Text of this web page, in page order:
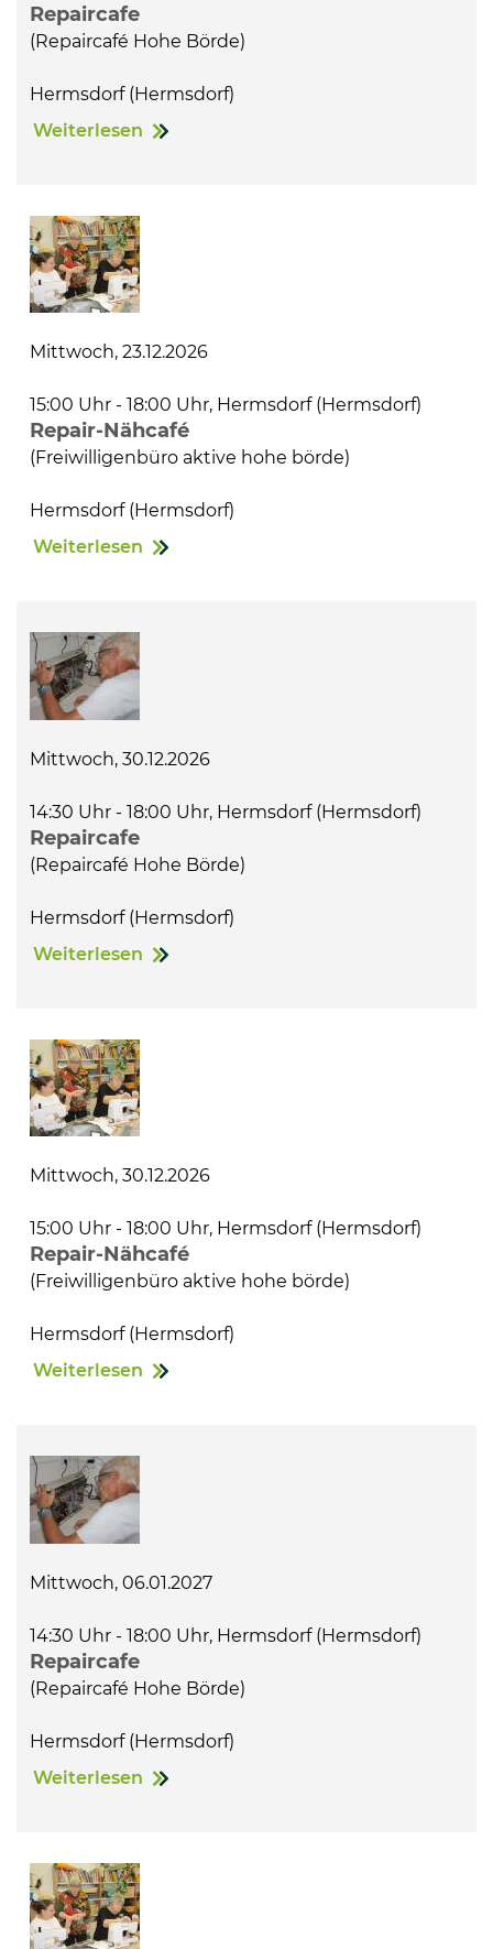
Repaircafe
(Repaircafé Hohe Börde)
Hermsdorf (Hermsdorf)
Weiterlesen
Mittwoch, 23.12.2026
15:00 Uhr - 18:00 Uhr, Hermsdorf (Hermsdorf)
Repair-Nähcafé
(Freiwilligenbüro aktive hohe börde)
Hermsdorf (Hermsdorf)
Weiterlesen
Mittwoch, 30.12.2026
14:30 Uhr - 18:00 Uhr, Hermsdorf (Hermsdorf)
Repaircafe
(Repaircafé Hohe Börde)
Hermsdorf (Hermsdorf)
Weiterlesen
Mittwoch, 30.12.2026
15:00 Uhr - 18:00 Uhr, Hermsdorf (Hermsdorf)
Repair-Nähcafé
(Freiwilligenbüro aktive hohe börde)
Hermsdorf (Hermsdorf)
Weiterlesen
Mittwoch, 06.01.2027
14:30 Uhr - 18:00 Uhr, Hermsdorf (Hermsdorf)
Repaircafe
(Repaircafé Hohe Börde)
Hermsdorf (Hermsdorf)
Weiterlesen